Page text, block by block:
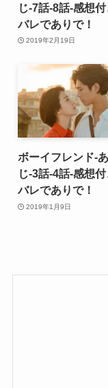
じ-7話-8話-感想
バレでありで！
2019年2月19日
ボーイフレンド-
じ-3話-4話-感想
バレでありで！
2019年1月9日